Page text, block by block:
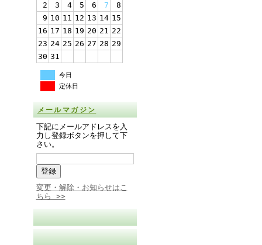
2
3 4 5 6 7
8
9 10 11 12 13 14 15
16 17 18 19 20 21 22
23 24 25 26 27 28 29
30 31
今日
定休日
メールマガジン
下記にメールアドレスを入
力し登録ボタンを押して下
さい。
変更・解除・お知らせはこ
ちら >>